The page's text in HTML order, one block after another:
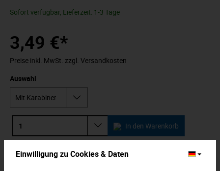
Sofort verfügbar, Lieferzeit: 1-3 Tage
3,49 €*
Preise inkl. MwSt. zzgl. Versandkosten
Auswahl
In den Warenkorb
Zum Merkzettel hinzufügen
Einwilligung zu Cookies & Daten